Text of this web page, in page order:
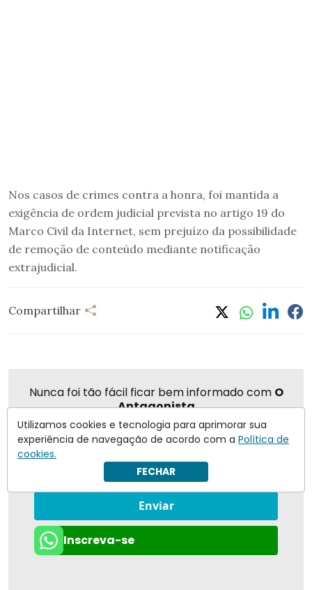
Nos casos de crimes contra a honra, foi mantida a
exigência de ordem judicial prevista no artigo 19 do
Marco Civil da Internet, sem prejuízo da possibilidade
de remoção de conteúdo mediante notificação
extrajudicial.
Compartilhar
Nunca foi tão fácil ficar bem informado com O
Antagonista
Eu concordo em receber notificações | Para obter mais
informações reveja nossa
Política de Privacidade
Enviar
Inscreva-se
Utilizamos cookies e tecnologia para aprimorar sua
experiência de navegação de acordo com a Política de
cookies.
FECHAR